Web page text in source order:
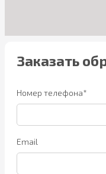
Заказать
Номер телефона*
Email